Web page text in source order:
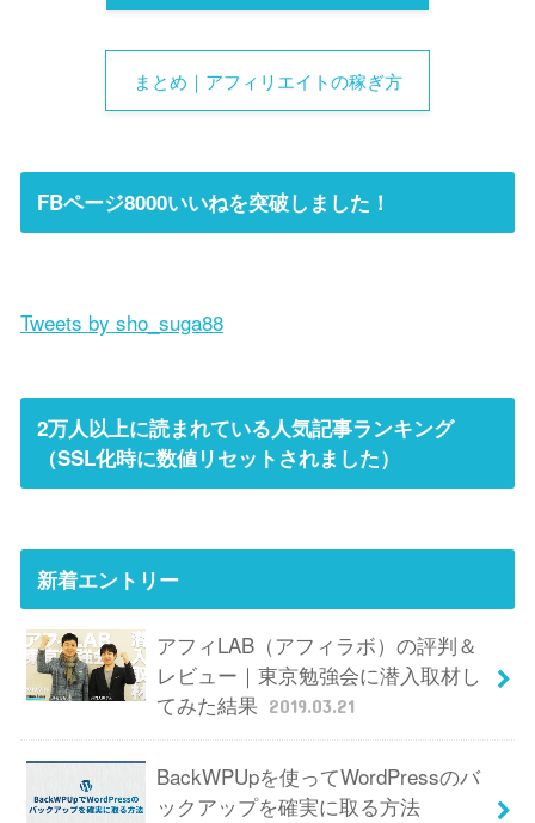
まとめ｜アフィリエイトの稼ぎ方
FBページ8000いいねを突破しました！
Tweets by sho_suga88
2万人以上に読まれている人気記事ランキング
（SSL化時に数値リセットされました）
新着エントリー
アフィLAB（アフィラボ）の評判＆
レビュー｜東京勉強会に潜入取材し
てみた結果
2019.03.21
BackWPUpを使ってWordPressのバ
ックアップを確実に取る方法